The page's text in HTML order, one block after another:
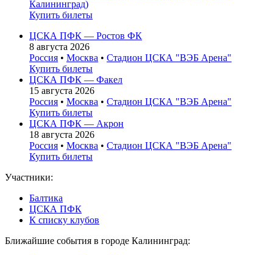
Калининград)
Купить билеты
ЦСКА ПФК — Ростов ФК
8 августа 2026
Россия • Москва • Стадион ЦСКА "ВЭБ Арена"
Купить билеты
ЦСКА ПФК — Факел
15 августа 2026
Россия • Москва • Стадион ЦСКА "ВЭБ Арена"
Купить билеты
ЦСКА ПФК — Акрон
18 августа 2026
Россия • Москва • Стадион ЦСКА "ВЭБ Арена"
Купить билеты
Участники:
Балтика
ЦСКА ПФК
К списку клубов
Ближайшие события в городе Калининград: